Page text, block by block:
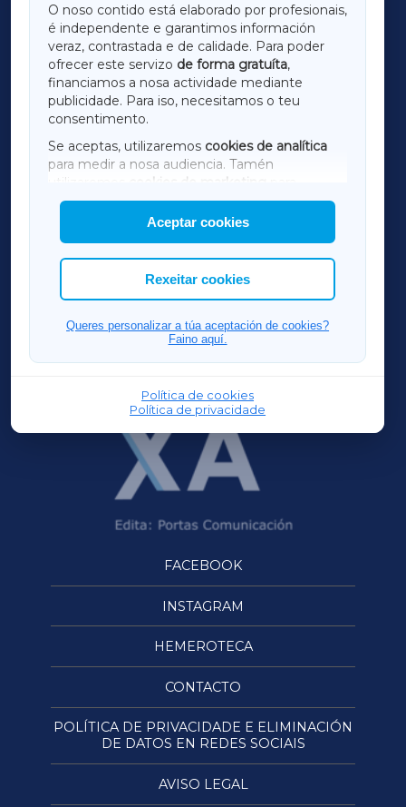
O noso contido está elaborado por profesionais,
é independente e garantimos información
veraz, contrastada e de calidade. Para poder
ofrecer este servizo de forma gratuíta,
financiamos a nosa actividade mediante
publicidade. Para iso, necesitamos o teu
consentimento.
Se aceptas, utilizaremos cookies de analítica
para medir a nosa audiencia. Tamén
utilizaremos
cookies de marketing
mostrar publicidade de terceiros.
Así mesmo, podes personalizar a elección das
cookies que desexas permitir.
Aceptar cookies
Rexeitar cookies
Queres personalizar a túa aceptación de cookies?
Faino aquí.
Política de cookies
Política de privacidade
LUGOXA
TERRACHAXA
AMARIÑAXA
RIBEIRASACRAXA
ACORUÑAXA
FERROLXA
OURENSEXA
FACEBOOK
INSTAGRAM
HEMEROTECA
CONTACTO
POLÍTICA DE PRIVACIDADE E ELIMINACIÓN
DE DATOS EN REDES SOCIAIS
AVISO LEGAL